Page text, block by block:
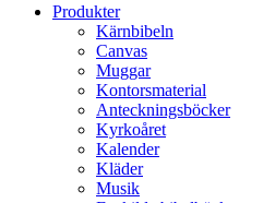
Produkter
Kärnbibeln
Canvas
Muggar
Kontorsmaterial
Anteckningsböcker
Kyrkoåret
Kalender
Kläder
Musik